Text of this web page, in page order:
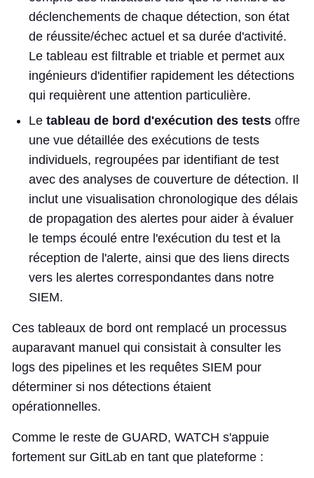
déclenchements de chaque détection, son état
de réussite/échec actuel et sa durée d'activité.
Le tableau est filtrable et triable et permet aux
ingénieurs d'identifier rapidement les détections
qui requièrent une attention particulière.
Le tableau de bord d'exécution des tests offre
une vue détaillée des exécutions de tests
individuels, regroupées par identifiant de test
avec des analyses de couverture de détection. Il
inclut une visualisation chronologique des délais
de propagation des alertes pour aider à évaluer
le temps écoulé entre l'exécution du test et la
réception de l'alerte, ainsi que des liens directs
vers les alertes correspondantes dans notre
SIEM.
Ces tableaux de bord ont remplacé un processus
auparavant manuel qui consistait à consulter les
logs des pipelines et les requêtes SIEM pour
déterminer si nos détections étaient
opérationnelles.
Comme le reste de GUARD, WATCH s'appuie
fortement sur GitLab en tant que plateforme :